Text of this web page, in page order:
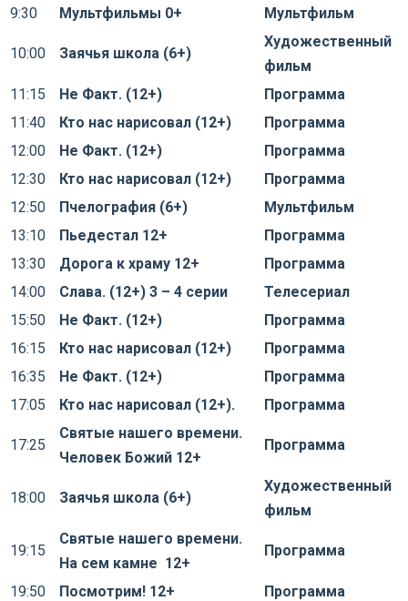
9:30 Мультфильмы 0+ Мультфильм
10:00 Заячья школа (6+)
Художественный
фильм
11:15
Не Факт. (12+)
Программа
11:40
Кто нас нарисовал (12+)
Программа
12:00
Не Факт. (12+)
Программа
12:30
Кто нас нарисовал (12+)
Программа
12:50
Пчелография (6+)
Мультфильм
13:10
Пьедестал 12+
Программа
13:30
Дорога к храму 12+
Программа
14:00
Слава. (12+) 3 – 4 серии
Телесериал
15:50
Не Факт. (12+)
Программа
16:15
Кто нас нарисовал (12+)
Программа
16:35
Не Факт. (12+)
Программа
17:05
Кто нас нарисовал (12+). Программа
17:25
Святые нашего времени.
Человек Божий 12+
Программа
18:00 Заячья школа (6+)
Художественный
фильм
19:15
Святые нашего времени.
На сем камне 12+
Программа
19:50 Посмотрим! 12+
Программа